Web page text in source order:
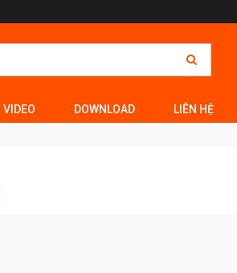
VIDEO DOWNLOAD LIÊN HỆ